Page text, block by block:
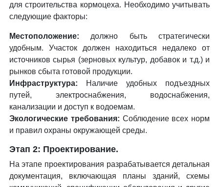
для строительства кормоцеха. Необходимо учитывать
следующие факторы:
Местоположение: должно быть стратегически
удобным. Участок должен находиться недалеко от
источников сырья (зерновых культур, добавок и т.д.) и
рынков сбыта готовой продукции.
Инфраструктура:
Наличие удобных подъездных
путей, электроснабжения, водоснабжения,
канализации и доступ к водоемам.
Экологические требования: Соблюдение всех норм
и правил охраны окружающей среды.
Этап 2: Проектирование.
На этапе проектирования разрабатывается детальная
документация, включающая планы зданий, схемы